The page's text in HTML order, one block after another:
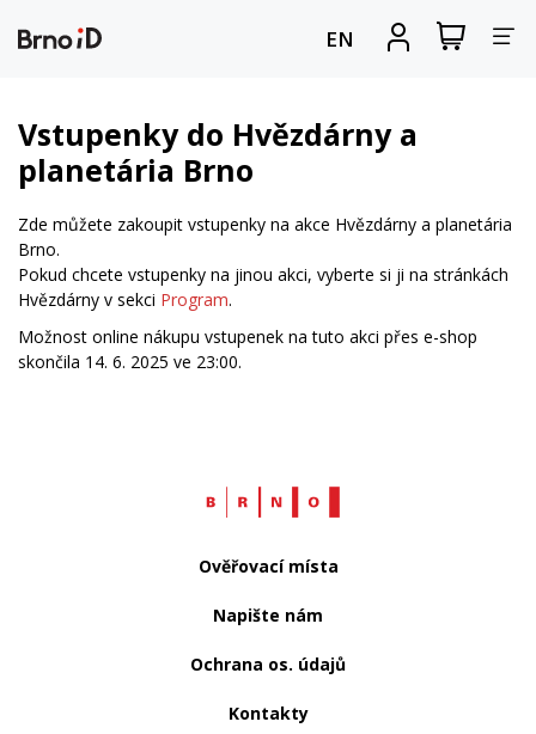
EN
Zobrazit
nákupní
Vstupenky do Hvězdárny a
planetária Brno
Zde můžete zakoupit vstupenky na akce Hvězdárny a planetária
Brno.
Pokud chcete vstupenky na jinou akci, vyberte si ji na stránkách
Hvězdárny v sekci Program.
Možnost online nákupu vstupenek na tuto akci přes e-shop
skončila 14. 6. 2025 ve 23:00.
Web
Ověřovací místa
Napište nám
Ochrana os. údajů
Kontakty